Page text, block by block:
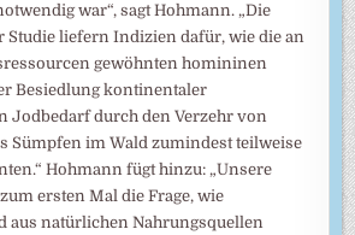
war“, sagt Hohmann. „Die
Studie liefern Indizien dafür, wie die an
gewöhnten homininen
Besiedlung kontinentaler
Jodbedarf durch den Verzehr von
Sümpfen im Wald zumindest teilweise
Hohmann fügt hinzu: „Unsere
ersten Mal die Frage, wie
aus natürlichen Nahrungsquellen